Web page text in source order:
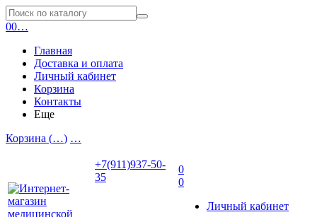
00…
Главная
Доставка и оплата
Личный кабинет
Корзина
Контакты
Еще
Корзина (…) …
+7(911)937-50-
35
0
0
Личный кабинет